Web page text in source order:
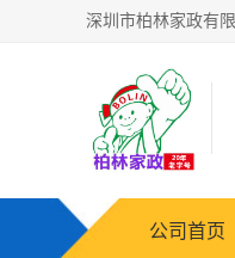
公司首页